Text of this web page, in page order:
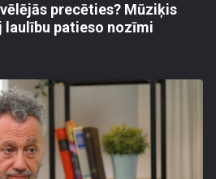
precēties? Mūziķis
laulību patieso nozīmi